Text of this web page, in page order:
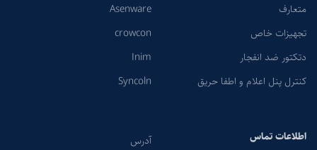
متعارف
تجهیزات خاص
دتکتور ضد انفجار
کنترل پنل اعلام و اطفا حریق
Asenware
crowcon
Inim
Syncoln
اطلاعات تماس
آدرس